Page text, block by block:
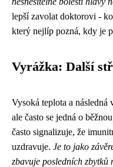
lepší zavolat doktorovi -
který nejlíp pozná, kdy je
Vyrážka: Další
Vysoká teplota a
ale často se jedná o
často signalizuje, že
uzdravuje. Je to jako
zbavuje posledních zbytků